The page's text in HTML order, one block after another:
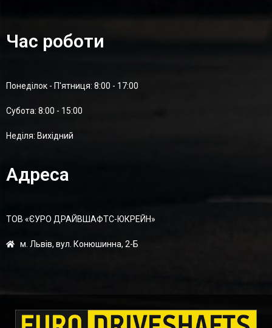
Час роботи
Понеділок - П'ятниця: 8:00 - 17:00
Суботa: 8:00 - 15:00
Неділя: Вихідний
Адреса
ТОВ «ЄУРО ДРАЙВШАФТC-ЮКРЕЙН»
м. Львів, вул. Конюшинна, 2-Б